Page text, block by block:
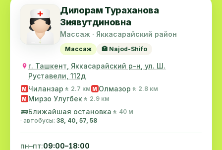
Дилорам Тураханова
Зиявутдиновна
Массаж · Яккасарайский район
Массаж 🏥 Najod-Shifo
г. Ташкент, Яккасарайский р-н, ул. Ш.
Руставели, 112д
M Чиланзар 🚶 2.7 км M Олмазор 🚶 2.8 км
M Мирзо Улугбек 🚶 2.9 км
🚌Ближайшая остановка 🚶 40 м
· автобусы: 38, 40, 57, 58
пн–пт:09:00–18:00